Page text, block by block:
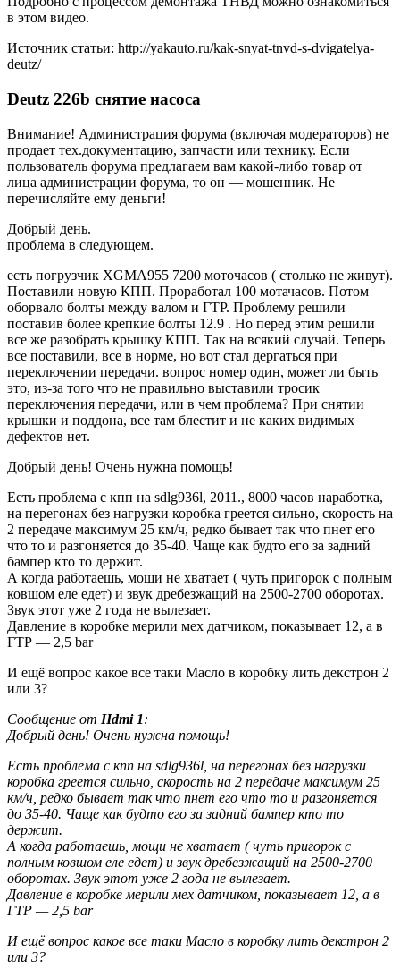
в этом видео.
Источник статьи: http://yakauto.ru/kak-snyat-tnvd-s-dvigatelya-
deutz/
Deutz 226b снятие насоса
Внимание! Администрация форума (включая модераторов) не
продает тех.документацию, запчасти или технику. Если
пользователь форума предлагаем вам какой-либо товар от
лица администрации форума, то он — мошенник. Не
перечисляйте ему деньги!
Добрый день.
проблема в следующем.
есть погрузчик XGMA955 7200 моточасов ( столько не живут).
Поставили новую КПП. Проработал 100 мотачасов. Потом
оборвало болты между валом и ГТР. Проблему решили
поставив более крепкие болты 12.9 . Но перед этим решили
все же разобрать крышку КПП. Так на всякий случай. Теперь
все поставили, все в норме, но вот стал дергаться при
переключении передачи. вопрос номер один, может ли быть
это, из-за того что не правильно выставили тросик
переключения передачи, или в чем проблема? При снятии
крышки и поддона, все там блестит и не каких видимых
дефектов нет.
Добрый день! Очень нужна помощь!
Есть проблема с кпп на sdlg936l, 2011., 8000 часов наработка,
на перегонах без нагрузки коробка греется сильно, скорость на
2 передаче максимум 25 км/ч, редко бывает так что пнет его
что то и разгоняется до 35-40. Чаще как будто его за задний
бампер кто то держит.
А когда работаешь, мощи не хватает ( чуть пригорок с полным
ковшом еле едет) и звук дребезжащий на 2500-2700 оборотах.
Звук этот уже 2 года не вылезает.
Давление в коробке мерили мех датчиком, показывает 12, а в
ГТР — 2,5 bar
И ещё вопрос какое все таки Масло в коробку лить декстрон 2
или 3?
Сообщение от Hdmi 1:
Добрый день! Очень нужна помощь!
Есть проблема с кпп на sdlg936l, на перегонах без нагрузки
коробка греется сильно, скорость на 2 передаче максимум 25
км/ч, редко бывает так что пнет его что то и разгоняется
до 35-40. Чаще как будто его за задний бампер кто то
держит.
А когда работаешь, мощи не хватает ( чуть пригорок с
полным ковшом еле едет) и звук дребезжащий на 2500-2700
оборотах. Звук этот уже 2 года не вылезает.
Давление в коробке мерили мех датчиком, показывает 12, а в
ГТР — 2,5 bar
И ещё вопрос какое все таки Масло в коробку лить декстрон 2
или 3?